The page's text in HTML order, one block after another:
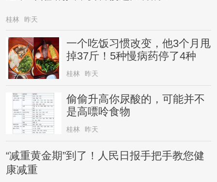
桂林 昨天
一个吃饭习惯改变，他3个月甩
掉37斤！5种慢病药停了4种
桂林 昨天
偷偷升高你尿酸的，可能并不
是高嘌呤食物
桂林 昨天
“减重黄金期”到了！人民日报手把手教您健
康减重